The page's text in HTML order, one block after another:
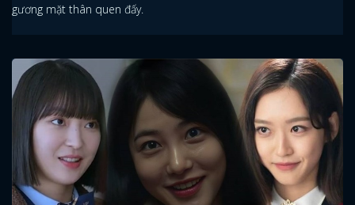
gương mặt thân quen đấy.